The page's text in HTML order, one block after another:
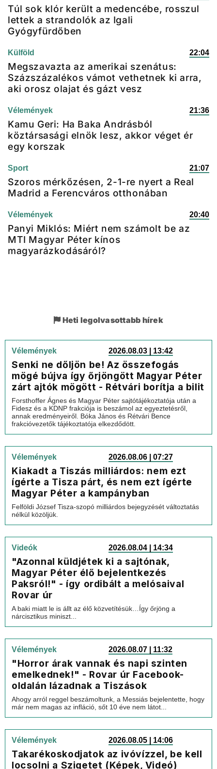
Túl sok klór került a medencébe, rosszul
lettek a strandolók az Igali
Gyógyfürdőben
Külföld 22:04
Megszavazta az amerikai szenátus:
Százszázalékos vámot vethetnek ki arra,
aki orosz olajat és gázt vesz
Vélemények 21:36
Kamu Geri: Ha Baka Andrásból
köztársasági elnök lesz, akkor véget ér
egy korszak
Sport 21:07
Szoros mérkőzésen, 2-1-re nyert a Real
Madrid a Ferencváros otthonában
Vélemények 20:40
Panyi Miklós: Miért nem számolt be az
MTI Magyar Péter kínos
magyarázkodásáról?
Heti legolvasottabb hírek
Vélemények 2026.08.03 | 13:42
Senki ne dőljön be! Az összefogás
mögé bújva így őrjöngött Magyar Péter
zárt ajtók mögött - Rétvári borítja a bilit
Forsthoffer Ágnes és Magyar Péter sajtótájékoztatója után a
Fidesz és a KDNP frakciója is beszámol az egyeztetésről,
annak eredményeiről. Bóka János és Rétvári Bence
frakcióvezetők tájékoztatója elkezdődött.
Vélemények 2026.08.06 | 07:27
Kiakadt a Tiszás milliárdos: nem ezt
ígérte a Tisza párt, és nem ezt ígérte
Magyar Péter a kampányban
Felföldi József Tisza-szopó milliárdos bejegyzését változtatás
nélkül közöljük.
Videók 2026.08.04 | 14:34
"Azonnal küldjétek ki a sajtónak,
Magyar Péter élő bejelentkezés
Paksról!" - így ordibált a melósaival
Rovar úr
A baki miatt le is állt az élő közvetítésük…Így őrjöng a
nárcisztikus miniszt...
Vélemények 2026.08.07 | 11:32
"Horror árak vannak és napi szinten
emelkednek!" - Rovar úr Facebook-
oldalán lázadnak a Tiszások
Ahogy arról reggel beszámoltunk, a Messiás bejelentette, hogy
már nem magas az infláció, sőt 10 éve nem látot...
Vélemények 2026.08.05 | 14:06
Takarékoskodjatok az ivóvízzel, be kell
locsolni a Szigetet (Képek, Videó)